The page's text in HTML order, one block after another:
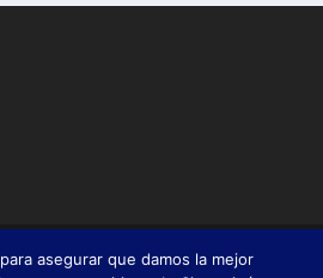
Fernández Chento & Mitxel
asegurar que damos la mejor